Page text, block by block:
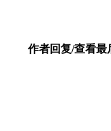
作者回复/查看最